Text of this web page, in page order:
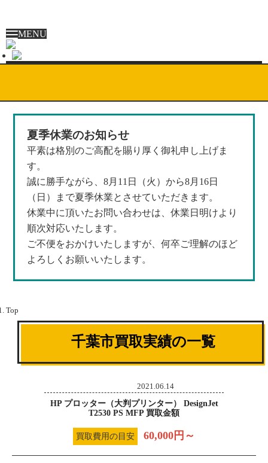
MENU
夏季休業のお知らせ
平素は格別のご高配を賜り厚く御礼申し上げま
す。
誠に勝手ながら、8月11日（火）から8月16日
（日）まで夏季休業とさせていただきます。
休業中に頂いたお問い合わせは、休業日明けより
順次対応いたします。
ご不便をおかけいたしますが、何卒ご理解のほど
よろしくお願いいたします。
Top
千葉市買取実績の一覧
2021.06.14
HP プロッター（大判プリンター） DesignJet
T2530 PS MFP 買取金額
買取費用の目安 60,000円～